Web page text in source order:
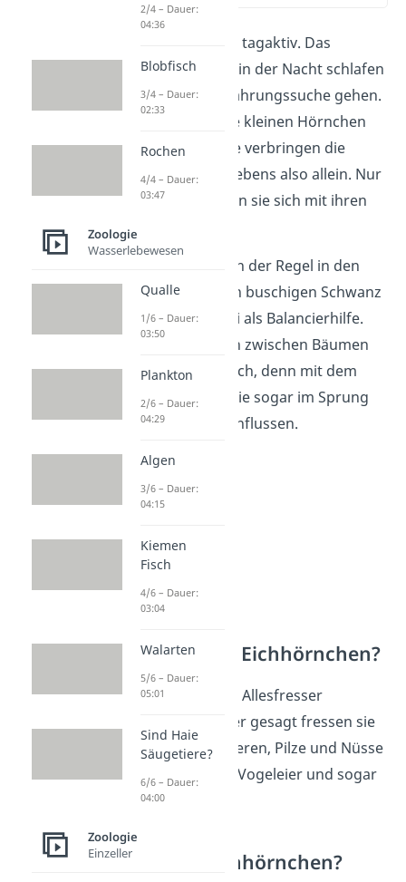
Eichhörnchen sind tagaktiv. Das
bedeutet, dass sie in der Nacht schlafen
und am Tag auf Nahrungssuche gehen.
Außerdem sind die kleinen Hörnchen
Einzelgänger — sie verbringen die
meiste Zeit ihres Lebens also allein. Nur
zur Paarung treffen sie sich mit ihren
Artgenossen.
Sie bewegen sich in der Regel in den
Bäumen fort. Ihren buschigen Schwanz
benutzen sie dabei als Balancierhilfe.
Auch bei Sprüngen zwischen Bäumen
ist er ihnen behilflich, denn mit dem
Schwanz können sie sogar im Sprung
ihre Richtung beeinflussen.
Was frisst ein Eichhörnchen?
Eichhörnchen sind Allesfresser
(omnivor). Genauer gesagt fressen sie
sowohl Samen, Beeren, Pilze und Nüsse
als auch Insekten, Vogeleier und sogar
junge Vögel.
Wo leben Eichhörnchen?
2/4 – Dauer:
04:36
Blobfisch
3/4 – Dauer:
02:33
Rochen
4/4 – Dauer:
03:47
Zoologie
Wasserlebewesen
Qualle
1/6 – Dauer:
03:50
Plankton
2/6 – Dauer:
04:29
Algen
3/6 – Dauer:
04:15
Kiemen
Fisch
4/6 – Dauer:
03:04
Walarten
5/6 – Dauer:
05:01
Sind Haie
Säugetiere?
6/6 – Dauer:
04:00
Zoologie
Einzeller